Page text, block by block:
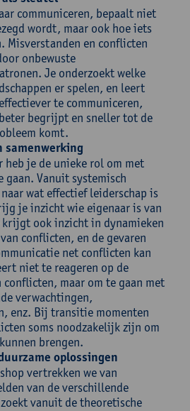
communiceren, bepaalt niet
wordt, maar ook hoe iets
Misverstanden en conflicten
onbewuste
Je onderzoekt welke
er spelen, en leert
te communiceren,
begrijpt en sneller tot de
komt.
samenwerking
heb je de unieke rol om met
gaan. Vanuit systemisch
wat effectief leiderschap is
je inzicht wie eigenaar is van
ook inzicht in dynamieken
conflicten, en de gevaren
net conflicten kan
niet te reageren op de
conflicten, maar om te gaan met
verwachtingen,
enz. Bij transitie momenten
soms noodzakelijk zijn om
brengen.
oplossingen
vertrekken we van
van de verschillende
vanuit de theoretische